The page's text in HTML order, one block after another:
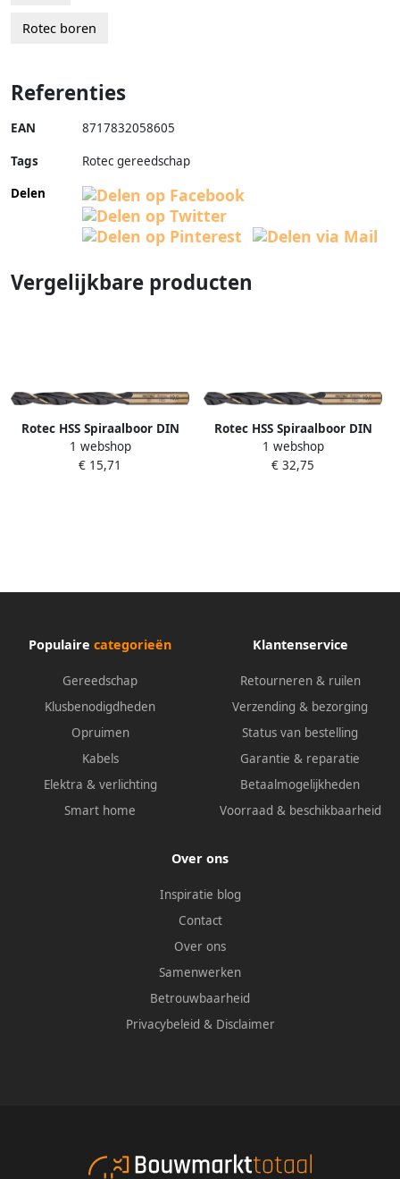
Rotec boren
Referenties
EAN 8717832058605
Tags
Rotec gereedschap
Delen
Vergelijkbare producten
Rotec HSS Spiraalboor DIN
338N Precise 15 0 mm 1
stuk(s) 1011500
1 webshop
€ 15,71
Rotec HSS Spiraalboor DIN
338N Precise 10 9 mm 5
stuk(s) 1011090
1 webshop
€ 32,75
Populaire categorieën
Gereedschap
Klusbenodigdheden
Opruimen
Kabels
Elektra & verlichting
Smart home
Klantenservice
Retourneren & ruilen
Verzending & bezorging
Status van bestelling
Garantie & reparatie
Betaalmogelijkheden
Voorraad & beschikbaarheid
Over ons
Inspiratie blog
Contact
Over ons
Samenwerken
Betrouwbaarheid
Privacybeleid & Disclaimer